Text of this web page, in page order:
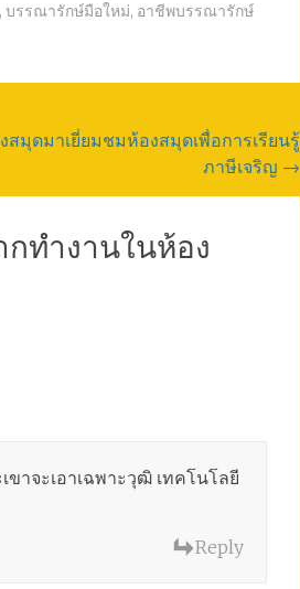
, บรรณารักษ์มือใหม่, อาชีพบรรณารักษ์
สมุดมาเยี่ยมชมห้องสมุดเพื่อการเรียนรู้
ภาษีเจริญ →
ทำงานในห้อง
าจะเอาเฉพาะวุฒิ เทคโนโลยี
Reply